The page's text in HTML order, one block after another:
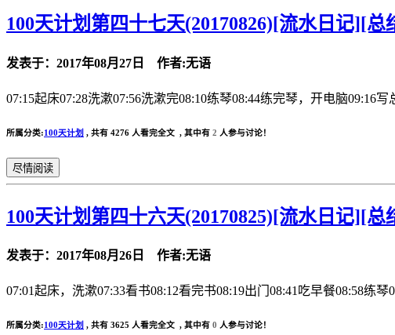
100天计划第四十七天(20170826)[流水日记][总
发表于：2017年08月27日 作者:无语
07:15起床07:28洗漱07:56洗漱完08:10练琴08:44练完琴，开电脑09:16
所属分类:100天计划 , 共有 4276 人看完全文 , 其中有 2 人参与讨论！
尽情阅读
100天计划第四十六天(20170825)[流水日记][总
发表于：2017年08月26日 作者:无语
07:01起床，洗漱07:33看书08:12看完书08:19出门08:41吃早餐08:58练
所属分类:100天计划 , 共有 3625 人看完全文 , 其中有 0 人参与讨论！